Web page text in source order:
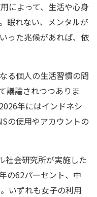
によって、生活や心身
眠れない、メンタルが
った兆候があれば、依
る個⼈の⽣活習慣の問
議論されつつありま
年にはインドネシ
の使用やアカウントの
社会研究所が実施した
の62パーセント、中
いずれも女子の利用